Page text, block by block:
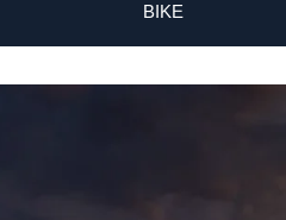
BIKE